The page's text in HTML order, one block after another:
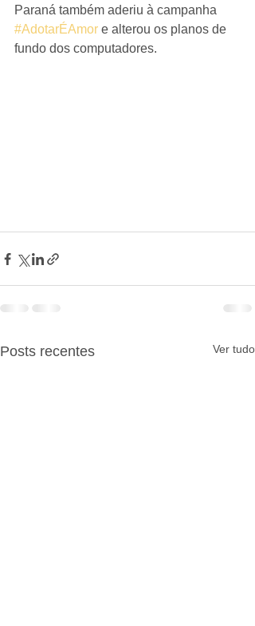
Paraná também aderiu à campanha
#AdotarÉAmor e alterou os planos de
fundo dos computadores.
Posts recentes Ver tudo